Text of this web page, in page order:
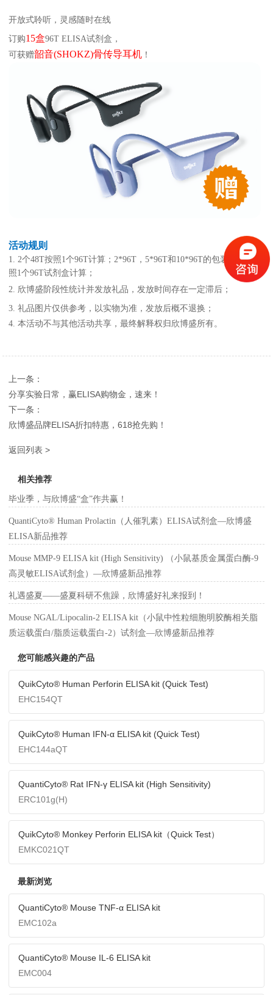
开放式聆听，灵感随时在线
订购15盒96T ELISA试剂盒，
可获赠韶音(SHOKZ)骨传导耳机 ！
活动规则
1. 2个48T按照1个96T计算；2*96T，5*96T和10*96T的包装，每组按
照1个96T试剂盒计算；
2. 欣博盛阶段性统计并发放礼品，发放时间存在一定滞后；
3. 礼品图片仅供参考，以实物为准，发放后概不退换；
4. 本活动不与其他活动共享，最终解释权归欣博盛所有。
上一条：
分享实验日常，赢ELISA购物金，速来！
下一条：
欣博盛品牌ELISA折扣特惠，618抢先购！
返回列表 >
相关推荐
毕业季，与欣博盛“盒”作共赢！
QuantiCyto® Human Prolactin（人催乳素）ELISA试剂盒—欣博盛
ELISA新品推荐
Mouse MMP-9 ELISA kit (High Sensitivity) （小鼠基质金属蛋白酶-9
高灵敏ELISA试剂盒）—欣博盛新品推荐
礼遇盛夏——盛夏科研不焦躁，欣博盛好礼来报到！
Mouse NGAL/Lipocalin-2 ELISA kit（小鼠中性粒细胞明胶酶相关脂
质运载蛋白/脂质运载蛋白-2）试剂盒—欣博盛新品推荐
您可能感兴趣的产品
QuikCyto® Human Perforin ELISA kit (Quick Test)
EHC154QT
QuikCyto® Human IFN-α ELISA kit (Quick Test)
EHC144aQT
QuantiCyto® Rat IFN-γ ELISA kit (High Sensitivity)
ERC101g(H)
QuikCyto® Monkey Perforin ELISA kit（Quick Test）
EMKC021QT
最新浏览
QuantiCyto® Mouse TNF-α ELISA kit
EMC102a
QuantiCyto® Mouse IL-6 ELISA kit
EMC004